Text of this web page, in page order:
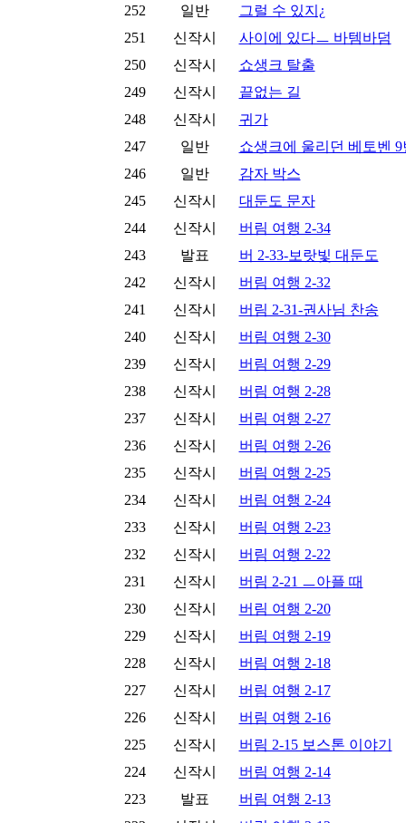
252 일반
그럴 수 있지¿
251
신작시
사이에 있다ㅡ 바템바덤
250
신작시
쇼생크 탈출
249
신작시
끝없는 길
248
신작시
귀가
247
일반
쇼생크에 울리던 베토벤 9
246
일반
감자 박스
245
신작시
대둔도 문자
244
신작시
버림 여행 2-34
243
발표
버 2-33-보랏빛 대둔도
242
신작시
버림 여행 2-32
241
신작시
버림 2-31-권사님 찬송
240
신작시
버림 여행 2-30
239
신작시
버림 여행 2-29
238
신작시
버림 여행 2-28
237
신작시
버림 여행 2-27
236
신작시
버림 여행 2-26
235
신작시
버림 여행 2-25
234
신작시
버림 여행 2-24
233
신작시
버림 여행 2-23
232
신작시
버림 여행 2-22
231
신작시
버림 2-21 ㅡ아플 때
230
신작시
버림 여행 2-20
229
신작시
버림 여행 2-19
228
신작시
버림 여행 2-18
227
신작시
버림 여행 2-17
226
신작시
버림 여행 2-16
225
신작시
버림 2-15 보스톤 이야기
224
신작시
버림 여행 2-14
223
발표
버림 여행 2-13